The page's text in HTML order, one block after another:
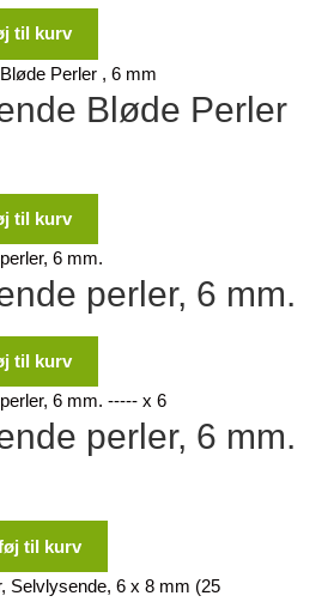
til kurv
Bløde Perler
til kurv
perler, 6 mm.
til kurv
perler, 6 mm.
til kurv